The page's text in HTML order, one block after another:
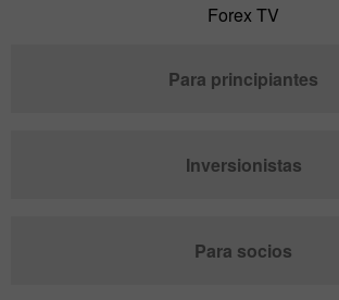
Forex TV
Para principiantes
Inversionistas
Para socios